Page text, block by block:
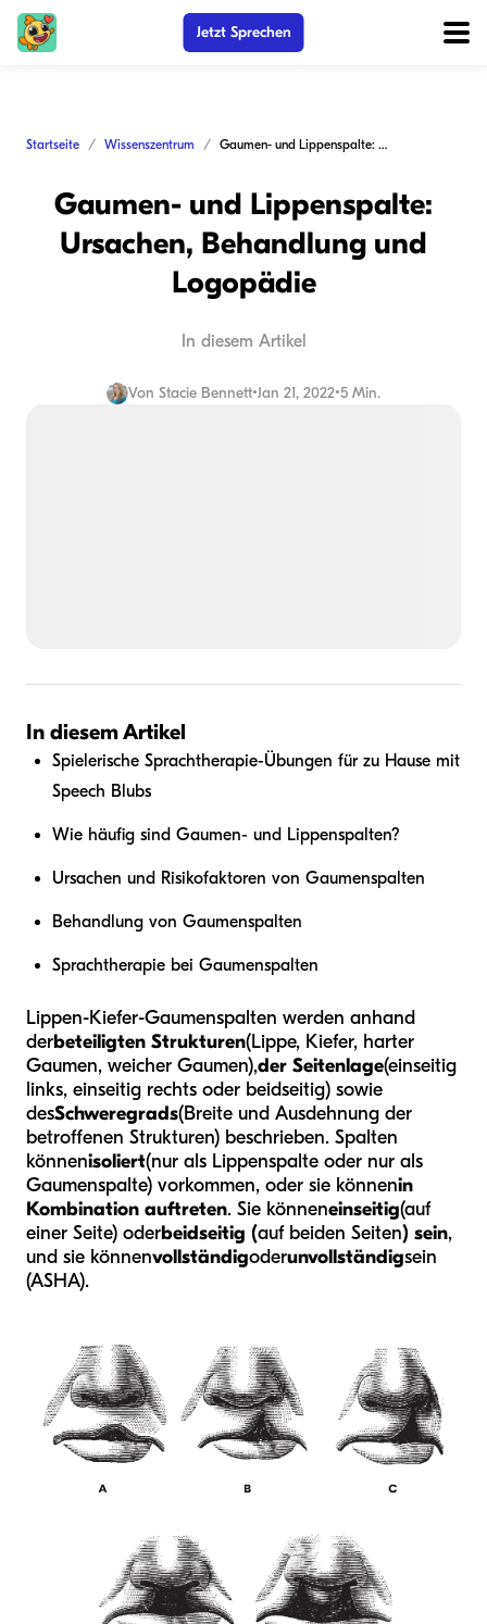
Jetzt Sprechen
Startseite Wissenszentrum Gaumen- und Lippenspalte: Ursachen, Behandlung und Logopädie
Gaumen- und Lippenspalte:
Ursachen, Behandlung und
Logopädie
In diesem Artikel
Von Stacie Bennett•Jan 21, 2022•5 Min.
In diesem Artikel
Spielerische Sprachtherapie-Übungen für zu Hause mit
Speech Blubs
Wie häufig sind Gaumen- und Lippenspalten?
Ursachen und Risikofaktoren von Gaumenspalten
Behandlung von Gaumenspalten
Sprachtherapie bei Gaumenspalten
Lippen-Kiefer-Gaumenspalten werden anhand
derbeteiligten Strukturen(Lippe, Kiefer, harter
Gaumen, weicher Gaumen),der Seitenlage(einseitig
links, einseitig rechts oder beidseitig) sowie
desSchweregrads(Breite und Ausdehnung der
betroffenen Strukturen) beschrieben. Spalten
könnenisoliert(nur als Lippenspalte oder nur als
Gaumenspalte) vorkommen, oder sie könnenin
Kombination auftreten. Sie könneneinseitig(auf
einer Seite) oderbeidseitig (auf beiden Seiten) sein,
und sie könnenvollständigoderunvollständigsein
(ASHA).